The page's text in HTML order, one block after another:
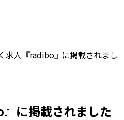
求人『radibo』に掲載されまし
に掲載されました